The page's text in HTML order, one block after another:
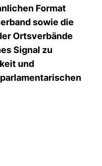
Format
sowie die
Ortsverbände
Signal zu
und